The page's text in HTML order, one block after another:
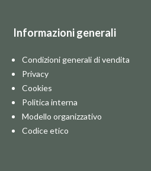
Informazioni generali
Condizioni generali di vendita
Privacy
Cookies
Politica interna
Modello organizzativo
Codice etico